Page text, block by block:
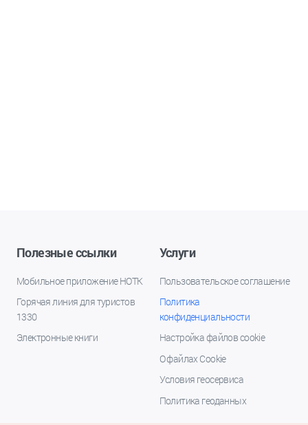
Полезные ссылки
Мобильное приложение НОТК
Горячая линия для туристов
1330
Электронные книги
Услуги
Пользовательское соглашение
Политика
конфиденциальности
Настройка файлов cookie
О файлах Cookie
Условия геосервиса
Политика геоданных